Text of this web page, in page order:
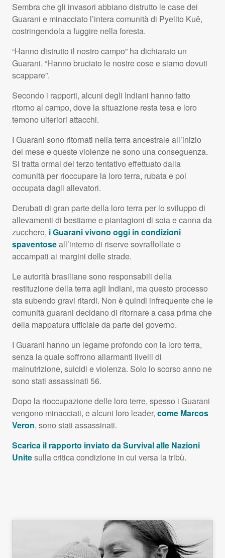
Sembra che gli invasori abbiano distrutto le case dei
Guarani e minacciato l’intera comunità di Pyelito Kuê,
costringendola a fuggire nella foresta.
“Hanno distrutto il nostro campo” ha dichiarato un
Guarani. “Hanno bruciato le nostre cose e siamo dovuti
scappare”.
Secondo i rapporti, alcuni degli Indiani hanno fatto
ritorno al campo, dove la situazione resta tesa e loro
temono ulteriori attacchi.
I Guarani sono ritornati nella terra ancestrale all’inizio
del mese e queste violenze ne sono una conseguenza.
Si tratta ormai del terzo tentativo effettuato dalla
comunità per rioccupare la loro terra, rubata e poi
occupata dagli allevatori.
Derubati di gran parte della loro terra per lo sviluppo di
allevamenti di bestiame e piantagioni di soia e canna da
zucchero, i Guarani vivono oggi in condizioni
spaventoseall’interno di riserve sovraffollate o
accampati ai margini delle strade.
Le autorità brasiliane sono responsabili della
restituzione della terra agli Indiani, ma questo processo
sta subendo gravi ritardi. Non è quindi infrequente che le
comunità guarani decidano di ritornare a casa prima che
della mappatura ufficiale da parte del governo.
I Guarani hanno un legame profondo con la loro terra,
senza la quale soffrono allarmanti livelli di
malnutrizione, suicidi e violenza. Solo lo scorso anno ne
sono stati assassinati 56.
Dopo la rioccupazione delle loro terre, spesso i Guarani
vengono minacciati, e alcuni loro leader, come Marcos
Veron, sono stati assassinati.
Scarica il rapporto inviato da Survival alle Nazioni
Unitesulla critica condizione in cui versa la tribù.